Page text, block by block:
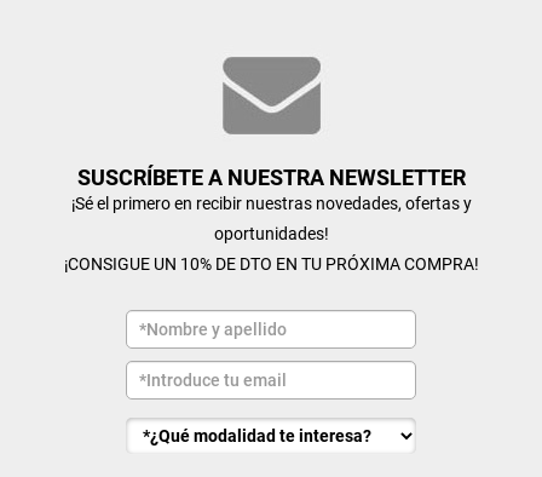
SUSCRÍBETE A NUESTRA NEWSLETTER
¡Sé el primero en recibir nuestras novedades, ofertas y
oportunidades!
¡CONSIGUE UN 10% DE DTO EN TU PRÓXIMA COMPRA!